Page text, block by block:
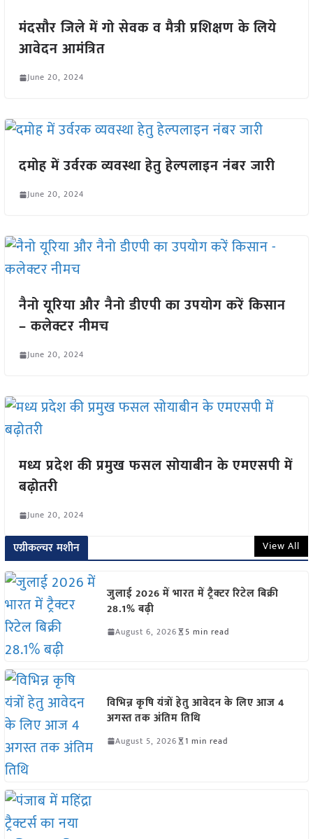
मंदसौर जिले में गो सेवक व मैत्री प्रशिक्षण के लिये
आवेदन आमंत्रित
June 20, 2024
दमोह में उर्वरक व्यवस्था हेतु हेल्पलाइन नंबर जारी
June 20, 2024
नैनो यूरिया और नैनो डीएपी का उपयोग करें किसान
– कलेक्टर नीमच
June 20, 2024
मध्य प्रदेश की प्रमुख फसल सोयाबीन के एमएसपी में
बढ़ोतरी
June 20, 2024
एग्रीकल्चर मशीन View All
जुलाई 2026 में भारत में ट्रैक्टर रिटेल बिक्री
28.1% बढ़ी
August 6, 2026 5 min read
विभिन्न कृषि यंत्रों हेतु आवेदन के लिए आज 4
अगस्त तक अंतिम तिथि
August 5, 2026 1 min read